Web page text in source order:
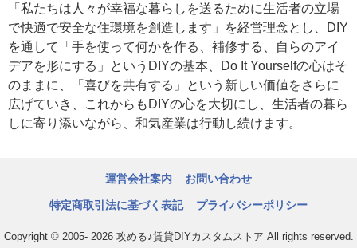
「私たちは人々が幸福な暮らしを送るために生活者の立場
で快適で安全な住環境を創造します」を経営理念とし、DIY
を通して「手を使って何かを作る、補修する、自らのアイ
デアを形にする」というDIYの基本、Do It Yourselfの心はそ
のままに、「喜びを共有する」という新しい価値をさらに
広げていき、これからもDIYの心を大切にし、生活者の暮ら
しに寄り添いながら、和気産業は行動し続けます。
運営会社案内 お問い合わせ
特定商取引法に基づく表記 プライバシーポリシー
Copyright © 2005- 2026 攻める♪賃貸DIYカスタムストア All rights reserved.